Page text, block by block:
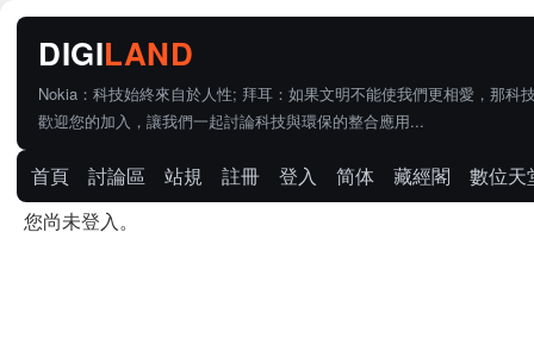
Nokia：科技始終來自於人性; 拜耳：如果文明不能使我們更相愛，那科
歡迎您的加入，讓我們一起討論科技與環保的整合應用...
首頁 討論區 站規 註冊 登入 简体 藏經閣
數位天
您尚未登入。